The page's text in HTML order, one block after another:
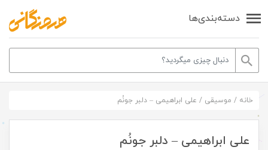
دسته‌بندی‌ها
خانه / موسیقی / علی ابراهیمی – دلبر جونُم
علی ابراهیمی – دلبر جونُم